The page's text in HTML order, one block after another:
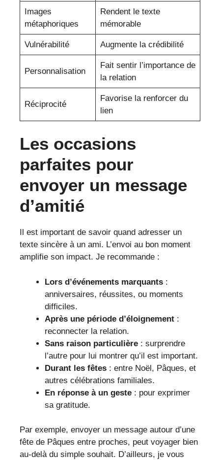
Images
métaphoriques
Rendent le texte
mémorable
Vulnérabilité Augmente la crédibilité
Personnalisation
Fait sentir l’importance de
la relation
Réciprocité
Favorise la renforcer du
lien
Les occasions
parfaites pour
envoyer un message
d’amitié
Il est important de savoir quand adresser un
texte sincère à un ami. L’envoi au bon moment
amplifie son impact. Je recommande :
Lors d’événements marquants :
anniversaires, réussites, ou moments
difficiles.
Après une période d’éloignement :
reconnecter la relation.
Sans raison particulière : surprendre
l’autre pour lui montrer qu’il est important.
Durant les fêtes : entre Noël, Pâques, et
autres célébrations familiales.
En réponse à un geste : pour exprimer
sa gratitude.
Par exemple, envoyer un message autour d’une
fête de Pâques entre proches, peut voyager bien
au-delà du simple souhait. D’ailleurs, je vous